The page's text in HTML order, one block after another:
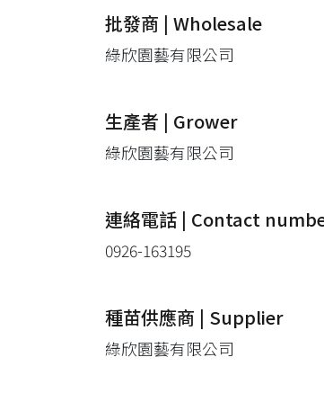
批發商 | Wholesale
綠欣園藝有限公司
生產者 | Grower
綠欣園藝有限公司
連絡電話 | Contact
0926-163195
種苗供應商 | Supplier
綠欣園藝有限公司